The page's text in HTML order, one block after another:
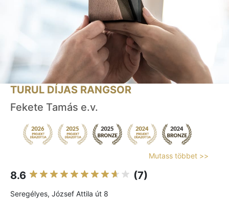
TURUL DÍJAS RANGSOR
Fekete Tamás e.v.
Mutass többet >>
8.6 (7)
Seregélyes, József Attila út 8